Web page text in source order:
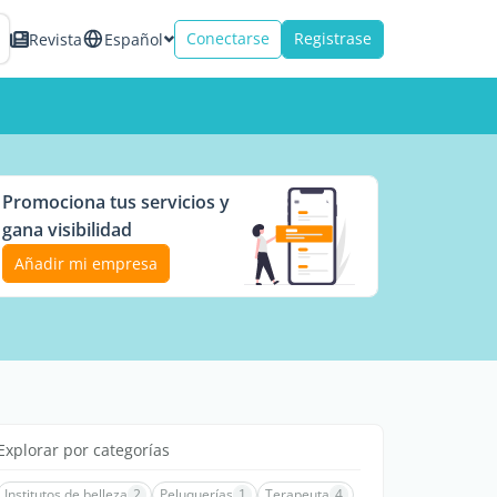
Revista Español Conectarse Registrase
Promociona tus servicios y
gana visibilidad
Añadir mi empresa
por categorías